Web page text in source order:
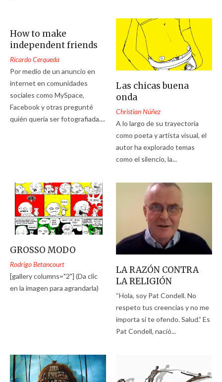
How to make
independent friends
Ricardo Cerqueda
Por medio de un anuncio en
internet en comunidades
sociales como MySpace,
Facebook y otras pregunté
quién quería ser fotografiada....
Las chicas buena
onda
Christian Núñez
A lo largo de su trayectoria
como poeta y artista visual, el
autor ha explorado temas
como el silencio, la...
GROSSO MODO
Rodrigo Betancourt
[gallery columns="2"] (Da clic
en la imagen para agrandarla)
LA RAZÓN CONTRA
LA RELIGIÓN
“Hola, soy Pat Condell. No
respeto tus creencias y no me
importa si te ofendo. Salud.” Es
Pat Condell, nació...